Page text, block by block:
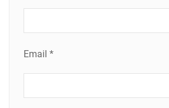
Email *